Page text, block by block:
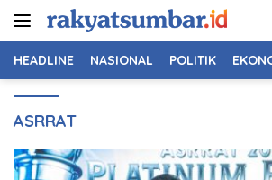
HEADLINE NASIONAL POLITIK
ASRRAT